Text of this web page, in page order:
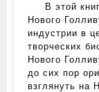
В этой
Нового
индустрии в
творческих
Нового
до сих пор
взглянуть на